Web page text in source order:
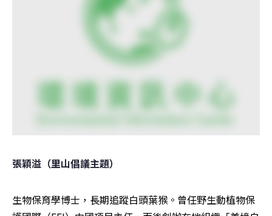
張穎溢（里山倡議主題）
生物保育學博士，長期追蹤白頭葉猴。曾任野生動植物保